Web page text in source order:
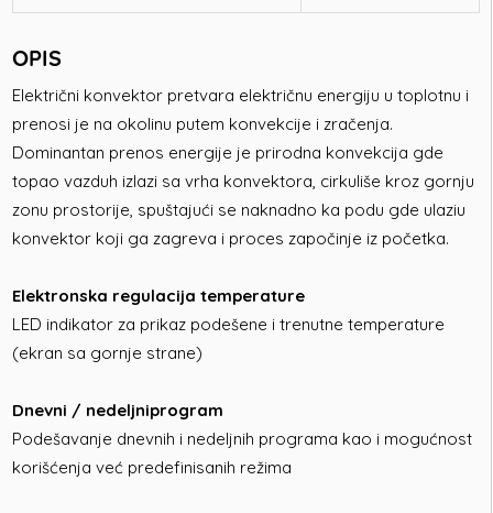
OPIS
Električni konvektor pretvara električnu energiju u toplotnu i
prenosi je na okolinu putem konvekcije i zračenja.
Dominantan prenos energije je prirodna konvekcija gde
topao vazduh izlazi sa vrha konvektora, cirkuliše kroz gornju
zonu prostorije, spuštajući se naknadno ka podu gde ulaziu
konvektor koji ga zagreva i proces započinje iz početka.
Elektronska regulacija temperature
LED indikator za prikaz podešene i trenutne temperature
(ekran sa gornje strane)
Dnevni / nedeljniprogram
Podešavanje dnevnih i nedeljnih programa kao i mogućnost
korišćenja već predefinisanih režima